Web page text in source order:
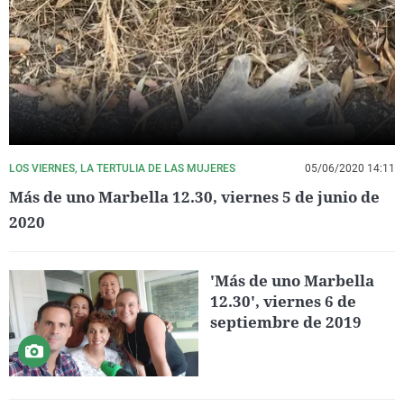
LOS VIERNES, LA TERTULIA DE LAS MUJERES 05/06/2020 14:11
Más de uno Marbella 12.30, viernes 5 de junio de
2020
'Más de uno Marbella
12.30', viernes 6 de
septiembre de 2019